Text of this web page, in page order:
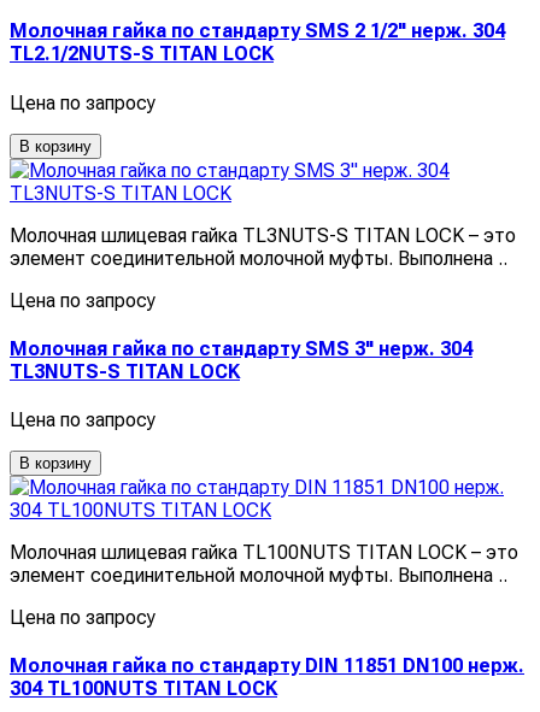
Молочная гайка по стандарту SMS 2 1/2" нерж. 304
TL2.1/2NUTS-S TITAN LOCK
Цена по запросу
В корзину
Молочная шлицевая гайка TL3NUTS-S TITAN LOCK – это
элемент соединительной молочной муфты. Выполнена ..
Цена по запросу
Молочная гайка по стандарту SMS 3" нерж. 304
TL3NUTS-S TITAN LOCK
Цена по запросу
В корзину
Молочная шлицевая гайка TL100NUTS TITAN LOCK – это
элемент соединительной молочной муфты. Выполнена ..
Цена по запросу
Молочная гайка по стандарту DIN 11851 DN100 нерж.
304 TL100NUTS TITAN LOCK